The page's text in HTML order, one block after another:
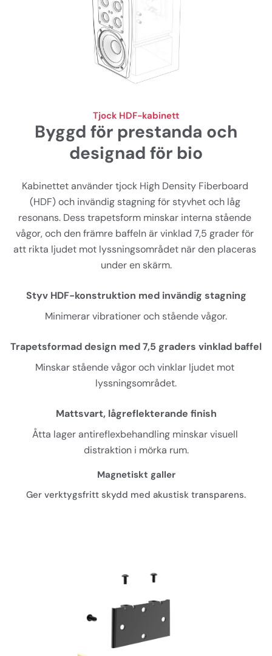
Tjock HDF-kabinett
Byggd för prestanda och
designad för bio
Kabinettet använder tjock High Density Fiberboard
(HDF) och invändig stagning för styvhet och låg
resonans. Dess trapetsform minskar interna stående
vågor, och den främre baffeln är vinklad 7,5 grader för
att rikta ljudet mot lyssningsområdet när den placeras
under en skärm.
Styv HDF-konstruktion med invändig stagning
Minimerar vibrationer och stående vågor.
Trapetsformad design med 7,5 graders vinklad baffel
Minskar stående vågor och vinklar ljudet mot
lyssningsområdet.
Mattsvart, lågreflekterande finish
Åtta lager antireflexbehandling minskar visuell
distraktion i mörka rum.
Magnetiskt galler
Ger verktygsfritt skydd med akustisk transparens.